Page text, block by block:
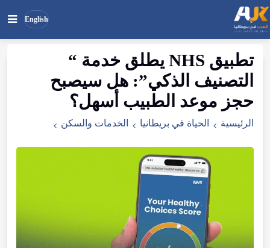
English
ابحث
في
الموقع
تطبيق NHS يطلق خدمة “
التصنيف الذكي”: هل سيصبح
حجز موعد الطبيب أسهل؟
الرئيسية الحياة في بريطانيا الخدمات والسكن